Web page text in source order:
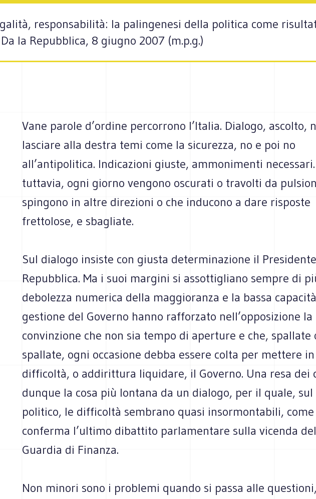
responsabilità: la palingenesi della politica come
la Repubblica, 8 giugno 2007 (m.p.g.)
Vane parole d’ordine percorrono l’Italia. Dialogo, ascolto,
lasciare alla destra temi come la sicurezza, no e poi no
all’antipolitica. Indicazioni giuste, ammonimenti
tuttavia, ogni giorno vengono oscurati o travolti da
spingono in altre direzioni o che inducono a dare risposte
frettolose, e sbagliate.
Sul dialogo insiste con giusta determinazione il
Repubblica. Ma i suoi margini si assottigliano sempre di
debolezza numerica della maggioranza e la bassa
gestione del Governo hanno rafforzato nell’opposizione la
convinzione che non sia tempo di aperture e che, spallate
spallate, ogni occasione debba essere colta per mettere in
difficoltà, o addirittura liquidare, il Governo. Una resa dei
dunque la cosa più lontana da un dialogo, per il quale,
politico, le difficoltà sembrano quasi insormontabili, come
conferma l’ultimo dibattito parlamentare sulla vicenda
Guardia di Finanza.
Non minori sono i problemi quando si passa alle